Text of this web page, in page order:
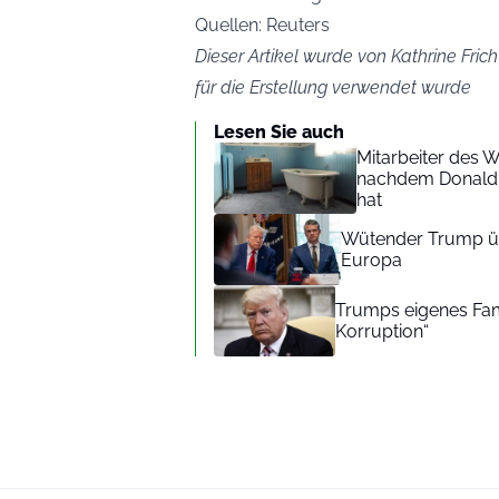
Quellen: Reuters
Dieser Artikel wurde von Kathrine
für die Erstellung verwendet wurde
Lesen Sie auch
Mitarbeiter des
nachdem
hat
Wütender Trump
Europa
Trumps eigenes
Korruption“